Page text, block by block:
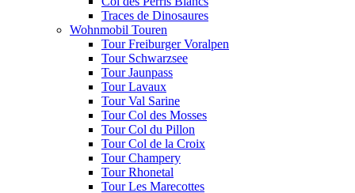
Traces de Dinosaures
Wohnmobil Touren
Tour Freiburger Voralpen
Tour Schwarzsee
Tour Jaunpass
Tour Lavaux
Tour Val Sarine
Tour Col des Mosses
Tour Col du Pillon
Tour Col de la Croix
Tour Champery
Tour Rhonetal
Tour Les Marecottes